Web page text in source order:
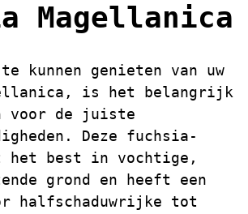
Magellanica
kunnen genieten van uw
is het belangrijk
voor de juiste
Deze fuchsia-
het best in vochtige,
grond en heeft een
halfschaduwrijke tot